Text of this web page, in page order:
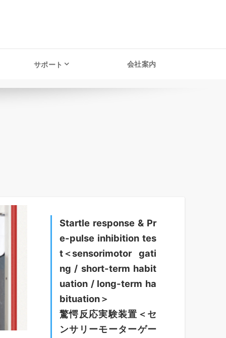
サポート 会社案内
Startle response & Pr
e-pulse inhibition tes
t＜sensorimotor gati
ng / short-term habit
uation / long-term ha
bituation＞
驚愕反応実験装置＜セ
ンサリーモーターゲー